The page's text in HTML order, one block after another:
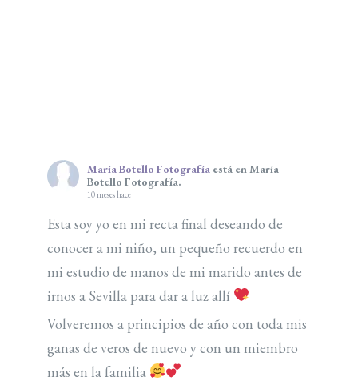
María Botello Fotografía está en María
Botello Fotografía.
10 meses hace
Esta soy yo en mi recta final deseando de
conocer a mi niño, un pequeño recuerdo en
mi estudio de manos de mi marido antes de
irnos a Sevilla para dar a luz allí
Volveremos a principios de año con toda mis
ganas de veros de nuevo y con un miembro
más en la familia